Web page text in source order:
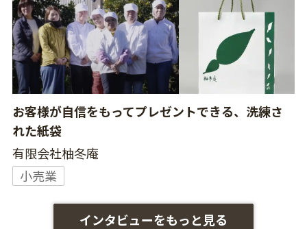
お客様が自信をもってプレゼントできる、洗練さ
れた紙袋
有限会社柚冬庵
小売業
インタビューをもっと見る